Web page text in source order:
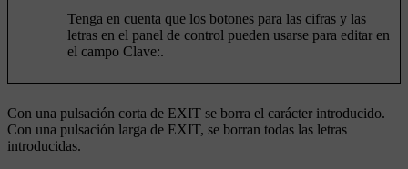
Tenga en cuenta que los botones para las cifras y las
letras en el panel de control pueden usarse para editar en
el campo Clave:.
Con una pulsación corta de EXIT se borra el carácter introducido.
Con una pulsación larga de EXIT, se borran todas las letras
introducidas.